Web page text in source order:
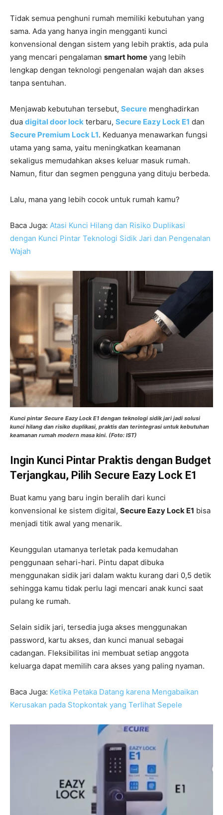
Tidak semua penghuni rumah memiliki kebutuhan yang
sama. Ada yang hanya ingin mengganti kunci
konvensional dengan sistem yang lebih praktis, ada pula
yang mencari pengalaman smart home yang lebih
lengkap dengan teknologi pengenalan wajah dan akses
tanpa sentuhan.
Menjawab kebutuhan tersebut, Secure menghadirkan
dua digital door lock terbaru, Secure Eazy Lock E1 dan
Secure Premium Lock L1. Keduanya menawarkan fungsi
utama yang sama, yaitu meningkatkan keamanan
sekaligus memudahkan akses keluar masuk rumah.
Namun, fitur dan segmen pengguna yang dituju berbeda.
Lalu, mana yang lebih cocok untuk rumah kamu?
Baca Juga: Atasi Kunci Hilang dan Risiko Duplikasi
dengan Kunci Pintar Teknologi Sidik Jari dan Pengenalan
Wajah
Kunci pintar Secure Eazy Lock E1 dengan teknologi sidik jari jadi solusi
kunci hilang dan risiko duplikasi, praktis dan terintegrasi untuk kebutuhan
keamanan rumah modern masa kini. (Foto: IST)
Ingin Kunci Pintar Praktis dengan Budget
Terjangkau, Pilih Secure Eazy Lock E1
Buat kamu yang baru ingin beralih dari kunci
konvensional ke sistem digital, Secure Eazy Lock E1 bisa
menjadi titik awal yang menarik.
Keunggulan utamanya terletak pada kemudahan
penggunaan sehari-hari. Pintu dapat dibuka
menggunakan sidik jari dalam waktu kurang dari 0,5 detik
sehingga kamu tidak perlu lagi mencari anak kunci saat
pulang ke rumah.
Selain sidik jari, tersedia juga akses menggunakan
password, kartu akses, dan kunci manual sebagai
cadangan. Fleksibilitas ini membuat setiap anggota
keluarga dapat memilih cara akses yang paling nyaman.
Baca Juga: Ketika Petaka Datang karena Mengabaikan
Kerusakan pada Stopkontak yang Terlihat Sepele